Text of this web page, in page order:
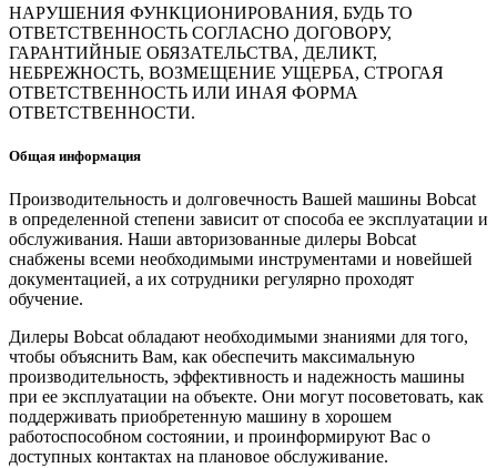
НАРУШЕНИЯ ФУНКЦИОНИРОВАНИЯ, БУДЬ ТО
ОТВЕТСТВЕННОСТЬ СОГЛАСНО ДОГОВОРУ,
ГАРАНТИЙНЫЕ ОБЯЗАТЕЛЬСТВА, ДЕЛИКТ,
НЕБРЕЖНОСТЬ, ВОЗМЕЩЕНИЕ УЩЕРБА, СТРОГАЯ
ОТВЕТСТВЕННОСТЬ ИЛИ ИНАЯ ФОРМА
ОТВЕТСТВЕННОСТИ.
Общая информация
Производительность и долговечность Вашей машины Bobcat
в определенной степени зависит от способа ее эксплуатации и
обслуживания. Наши авторизованные дилеры Bobcat
снабжены всеми необходимыми инструментами и новейшей
документацией, а их сотрудники регулярно проходят
обучение.
Дилеры Bobcat обладают необходимыми знаниями для того,
чтобы объяснить Вам, как обеспечить максимальную
производительность, эффективность и надежность машины
при ее эксплуатации на объекте. Они могут посоветовать, как
поддерживать приобретенную машину в хорошем
работоспособном состоянии, и проинформируют Вас о
доступных контактах на плановое обслуживание.